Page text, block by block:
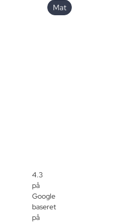
Mat
4.3
på
Google
baseret
på